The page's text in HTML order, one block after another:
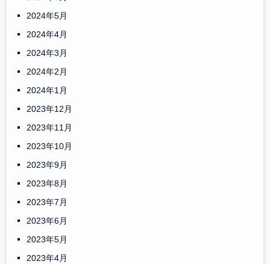
2024年5月
2024年4月
2024年3月
2024年2月
2024年1月
2023年12月
2023年11月
2023年10月
2023年9月
2023年8月
2023年7月
2023年6月
2023年5月
2023年4月